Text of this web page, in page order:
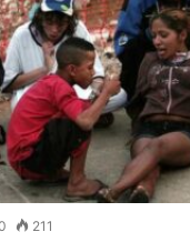
211